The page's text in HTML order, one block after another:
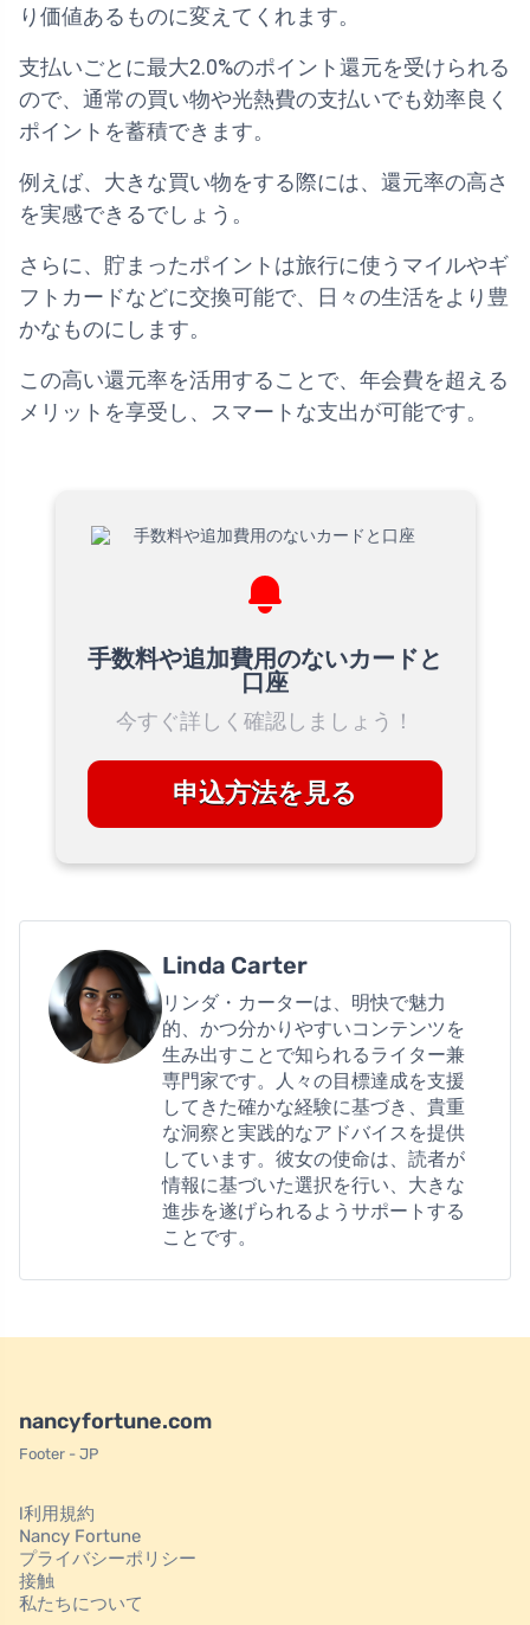
り価値あるものに変えてくれます。
支払いごとに最大2.0%のポイント還元を受けられる
ので、通常の買い物や光熱費の支払いでも効率良く
ポイントを蓄積できます。
例えば、大きな買い物をする際には、還元率の高さ
を実感できるでしょう。
さらに、貯まったポイントは旅行に使うマイルやギ
フトカードなどに交換可能で、日々の生活をより豊
かなものにします。
この高い還元率を活用することで、年会費を超える
メリットを享受し、スマートな支出が可能です。
手数料や追加費用のないカードと
口座
今すぐ詳しく確認しましょう！
申込方法を見る
Linda Carter
リンダ・カーターは、明快で魅力
的、かつ分かりやすいコンテンツを
生み出すことで知られるライター兼
専門家です。人々の目標達成を支援
してきた確かな経験に基づき、貴重
な洞察と実践的なアドバイスを提供
しています。彼女の使命は、読者が
情報に基づいた選択を行い、大きな
進歩を遂げられるようサポートする
ことです。
nancyfortune.com
Footer - JP
l利用規約
Nancy Fortune
プライバシーポリシー
接触
私たちについて